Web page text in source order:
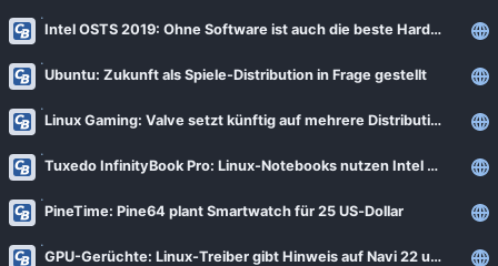
BITblokes
CANOX.NET
Do-FOSS
Intux
ITrig
Koflers Blog
ComputerBase
GNU/Linux.ch
Golem.de
Heise Open Source
Linux-Magazin
LinuxCommunity
Intel OSTS 2019: Ohne Software ist auch die beste Hardware nichts
Ubuntu: Zukunft als Spiele-Distribution in Frage gestellt
Linux Gaming: Valve setzt künftig auf mehrere Distributionen
Tuxedo InfinityBook Pro: Linux-Notebooks nutzen Intel Comet Lake mit 4 Kernen [Notiz]
PineTime: Pine64 plant Smartwatch für 25 US‑Dollar
GPU-Gerüchte: Linux-Treiber gibt Hinweis auf Navi 22 und Navi 23 [Notiz]